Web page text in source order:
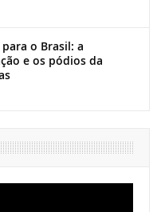
para o Brasil: a
e os pódios da